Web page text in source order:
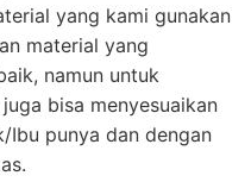
yang kami gunakan
material yang
namun untuk
bisa menyesuaikan
Ibu punya dan dengan